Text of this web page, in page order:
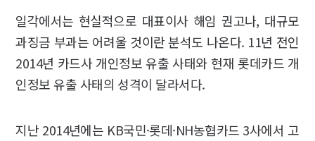
일각에서는 현실적으로 대표이사 해임 권고나, 대규모
과징금 부과는 어려울 것이란 분석도 나온다. 11년 전인
2014년 카드사 개인정보 유출 사태와 현재 롯데카드 개
인정보 유출 사태의 성격이 달라서다.
지난 2014년에는 KB국민·롯데·NH농협카드 3사에서 고